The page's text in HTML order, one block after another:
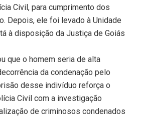
Civil, para cumprimento dos
Depois, ele foi levado à Unidade
à disposição da Justiça de Goiás
que o homem seria de alta
da condenação pelo
desse indivíduo reforça o
Civil com a investigação
de criminosos condenados